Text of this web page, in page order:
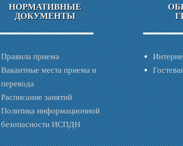
НОРМАТИВНЫЕ
ДОКУМЕНТЫ
Правила приема
Вакантные места приема и
перевода
Расписание занятий
Политика информационной
безопасности ИСПДН